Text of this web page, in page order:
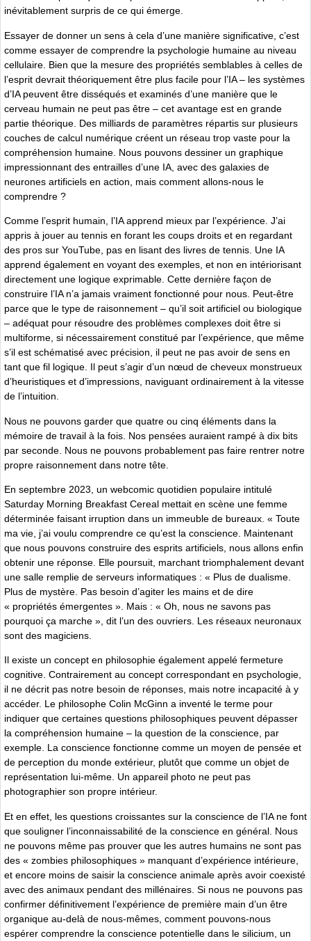
inévitablement surpris de ce qui émerge.
Essayer de donner un sens à cela d’une manière significative, c’est
comme essayer de comprendre la psychologie humaine au niveau
cellulaire. Bien que la mesure des propriétés semblables à celles de
l’esprit devrait théoriquement être plus facile pour l’IA – les systèmes
d’IA peuvent être disséqués et examinés d’une manière que le
cerveau humain ne peut pas être – cet avantage est en grande
partie théorique. Des milliards de paramètres répartis sur plusieurs
couches de calcul numérique créent un réseau trop vaste pour la
compréhension humaine. Nous pouvons dessiner un graphique
impressionnant des entrailles d’une IA, avec des galaxies de
neurones artificiels en action, mais comment allons-nous le
comprendre ?
Comme l’esprit humain, l’IA apprend mieux par l’expérience. J’ai
appris à jouer au tennis en forant les coups droits et en regardant
des pros sur YouTube, pas en lisant des livres de tennis. Une IA
apprend également en voyant des exemples, et non en intériorisant
directement une logique exprimable. Cette dernière façon de
construire l’IA n’a jamais vraiment fonctionné pour nous. Peut-être
parce que le type de raisonnement – qu’il soit artificiel ou biologique
– adéquat pour résoudre des problèmes complexes doit être si
multiforme, si nécessairement constitué par l’expérience, que même
s’il est schématisé avec précision, il peut ne pas avoir de sens en
tant que fil logique. Il peut s’agir d’un nœud de cheveux monstrueux
d’heuristiques et d’impressions, naviguant ordinairement à la vitesse
de l’intuition.
Nous ne pouvons garder que quatre ou cinq éléments dans la
mémoire de travail à la fois. Nos pensées auraient rampé à dix bits
par seconde. Nous ne pouvons probablement pas faire rentrer notre
propre raisonnement dans notre tête.
En septembre 2023, un webcomic quotidien populaire intitulé
Saturday Morning Breakfast Cereal mettait en scène une femme
déterminée faisant irruption dans un immeuble de bureaux. « Toute
ma vie, j’ai voulu comprendre ce qu’est la conscience. Maintenant
que nous pouvons construire des esprits artificiels, nous allons enfin
obtenir une réponse. Elle poursuit, marchant triomphalement devant
une salle remplie de serveurs informatiques : « Plus de dualisme.
Plus de mystère. Pas besoin d’agiter les mains et de dire
« propriétés émergentes ». Mais : « Oh, nous ne savons pas
pourquoi ça marche », dit l’un des ouvriers. Les réseaux neuronaux
sont des magiciens.
Il existe un concept en philosophie également appelé fermeture
cognitive. Contrairement au concept correspondant en psychologie,
il ne décrit pas notre besoin de réponses, mais notre incapacité à y
accéder. Le philosophe Colin McGinn a inventé le terme pour
indiquer que certaines questions philosophiques peuvent dépasser
la compréhension humaine – la question de la conscience, par
exemple. La conscience fonctionne comme un moyen de pensée et
de perception du monde extérieur, plutôt que comme un objet de
représentation lui-même. Un appareil photo ne peut pas
photographier son propre intérieur.
Et en effet, les questions croissantes sur la conscience de l’IA ne font
que souligner l’inconnaissabilité de la conscience en général. Nous
ne pouvons même pas prouver que les autres humains ne sont pas
des « zombies philosophiques » manquant d’expérience intérieure,
et encore moins de saisir la conscience animale après avoir coexisté
avec des animaux pendant des millénaires. Si nous ne pouvons pas
confirmer définitivement l’expérience de première main d’un être
organique au-delà de nous-mêmes, comment pouvons-nous
espérer comprendre la conscience potentielle dans le silicium, un